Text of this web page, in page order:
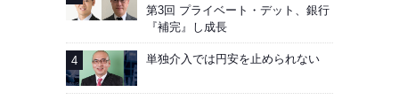
第3回 プライベート・デット、銀行
『補完』し成長
単独介入では円安を止められない